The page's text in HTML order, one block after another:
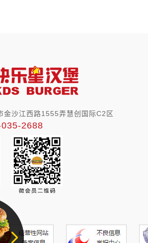
金沙江西路1555弄慧创国际C2区
2688